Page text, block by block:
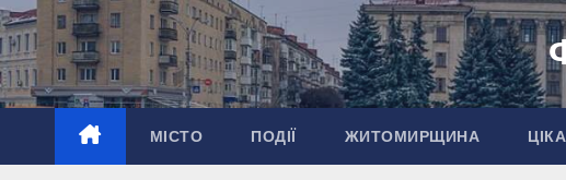
Перейти
до
вмісту
МІСТО ПОДІЇ ЖИТОМИРЩИНА